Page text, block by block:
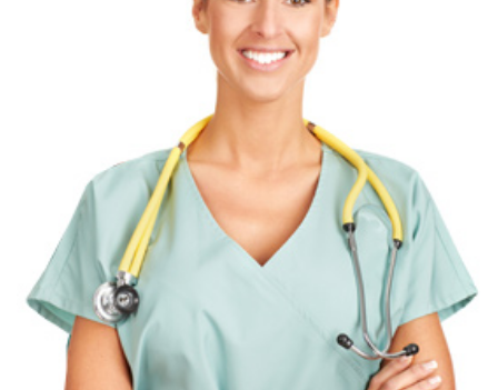
Hemşire : Bildane URAS